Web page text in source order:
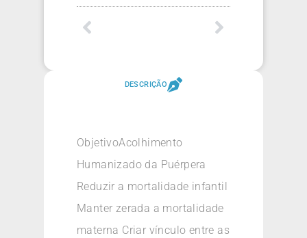
DESCRIÇÃO
ObjetivoAcolhimento
Humanizado da Puérpera
Reduzir a mortalidade infantil
Manter zerada a mortalidade
materna Criar vínculo entre as